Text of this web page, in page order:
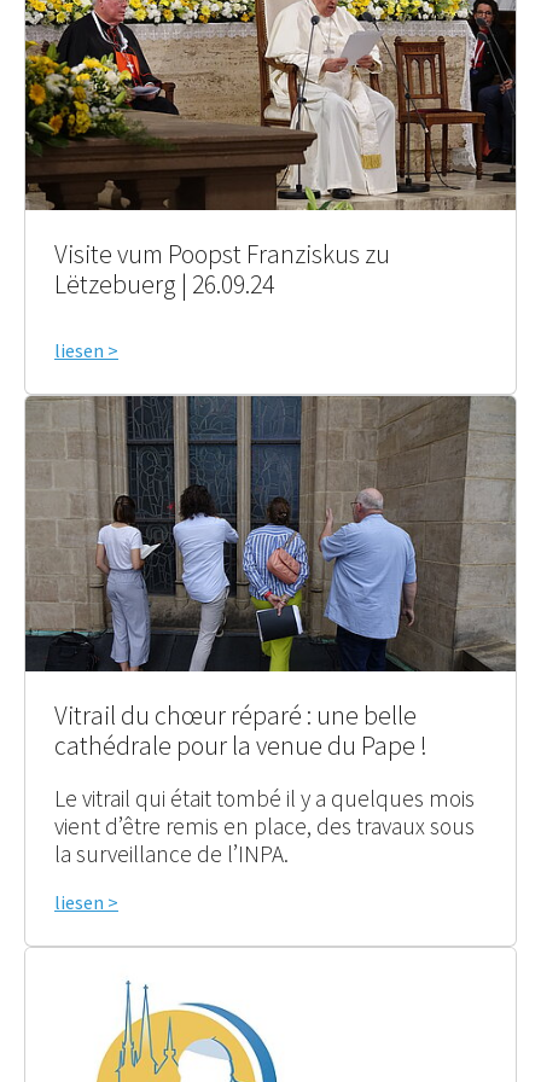
Visite vum Poopst Franziskus zu
Lëtzebuerg | 26.09.24
liesen >
Vitrail du chœur réparé : une belle
cathédrale pour la venue du Pape !
Le vitrail qui était tombé il y a quelques mois
vient d’être remis en place, des travaux sous
la surveillance de l’INPA.
liesen >